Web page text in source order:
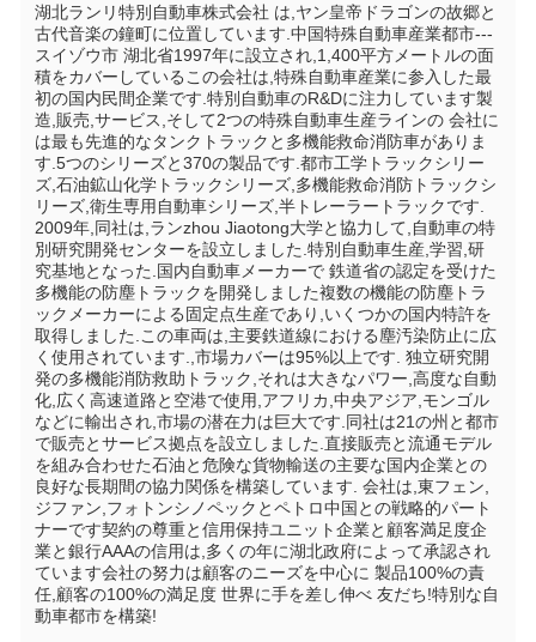
湖北ランリ特別自動車株式会社 は,ヤン皇帝ドラゴンの故郷と
古代音楽の鐘町に位置しています.中国特殊自動車産業都市---
スイゾウ市 湖北省1997年に設立され,1,400平方メートルの面
積をカバーしているこの会社は,特殊自動車産業に参入した最
初の国内民間企業です.特別自動車のR&Dに注力しています製
造,販売,サービス,そして2つの特殊自動車生産ラインの 会社に
は最も先進的なタンクトラックと多機能救命消防車がありま
す.5つのシリーズと370の製品です.都市工学トラックシリー
ズ,石油鉱山化学トラックシリーズ,多機能救命消防トラックシ
リーズ,衛生専用自動車シリーズ,半トレーラートラックです.
2009年,同社は,ランzhou Jiaotong大学と協力して,自動車の特
別研究開発センターを設立しました.特別自動車生産,学習,研
究基地となった.国内自動車メーカーで 鉄道省の認定を受けた
多機能の防塵トラックを開発しました複数の機能の防塵トラ
ックメーカーによる固定点生産であり,いくつかの国内特許を
取得しました.この車両は,主要鉄道線における塵汚染防止に広
く使用されています.,市場カバーは95%以上です. 独立研究開
発の多機能消防救助トラック,それは大きなパワー,高度な自動
化,広く高速道路と空港で使用,アフリカ,中央アジア,モンゴル
などに輸出され,市場の潜在力は巨大です.同社は21の州と都市
で販売とサービス拠点を設立しました.直接販売と流通モデル
を組み合わせた石油と危険な貨物輸送の主要な国内企業との
良好な長期間の協力関係を構築しています. 会社は,東フェン,
ジファン,フォトンシノペックとペトロ中国との戦略的パート
ナーです契約の尊重と信用保持ユニット企業と顧客満足度企
業と銀行AAAの信用は,多くの年に湖北政府によって承認され
ています会社の努力は顧客のニーズを中心に 製品100%の責
任,顧客の100%の満足度 世界に手を差し伸べ 友だち!特別な自
動車都市を構築!